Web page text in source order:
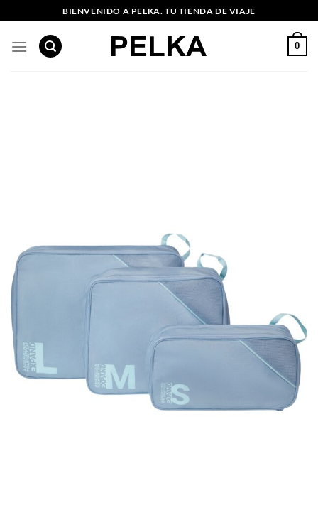
al
contenido
BIENVENIDO A PELKA. TU TIENDA DE VIAJE
0